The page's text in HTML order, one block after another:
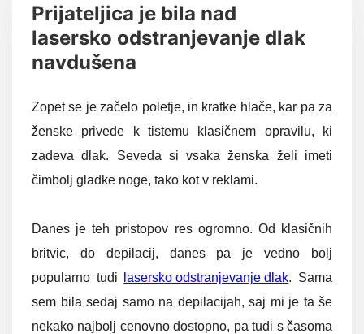
Prijateljica je bila nad
lasersko odstranjevanje dlak
navdušena
Zopet se je začelo poletje, in kratke hlače, kar pa za
ženske privede k tistemu klasičnem opravilu, ki
zadeva dlak. Seveda si vsaka ženska želi imeti
čimbolj gladke noge, tako kot v reklami.
Danes je teh pristopov res ogromno. Od klasičnih
britvic, do depilacij, danes pa je vedno bolj
popularno tudi
lasersko odstranjevanje dlak. Sama
sem bila sedaj samo na depilacijah, saj mi je ta še
nekako najbolj cenovno dostopno, pa tudi s časoma